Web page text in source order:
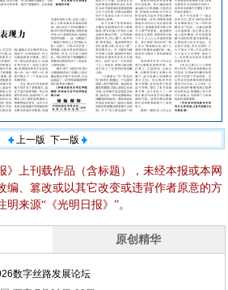
上一版 下一版
》上刊载作品（含标题），未经本报或本网
编、篡改或以其它改变或违背作者原意的方
来源“《光明日报》”。